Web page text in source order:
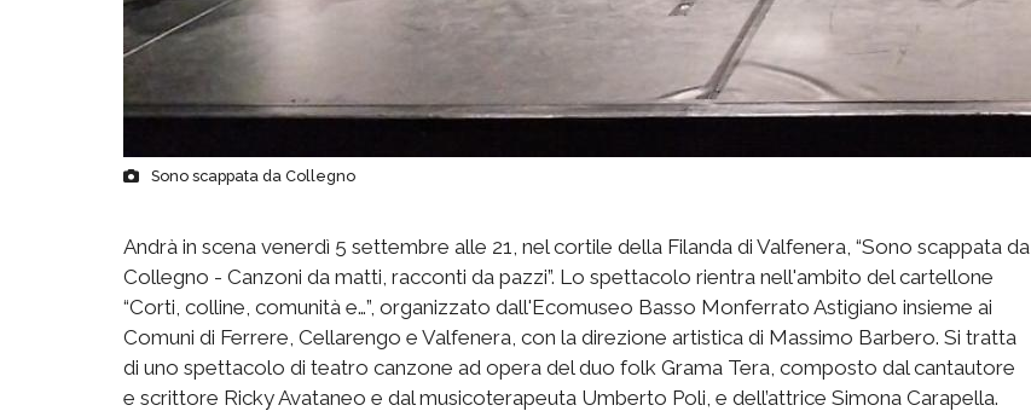
Sono scappata da Collegno
Andrà in scena venerdì 5 settembre alle 21, nel cortile della Filanda di Valfenera, “Sono scappata da
Collegno - Canzoni da matti, racconti da pazzi”. Lo spettacolo rientra nell'ambito del cartellone
“Corti, colline, comunità e…”, organizzato dall'Ecomuseo Basso Monferrato Astigiano insieme ai
Comuni di Ferrere, Cellarengo e Valfenera, con la direzione artistica di Massimo Barbero. Si tratta
di uno spettacolo di teatro canzone ad opera del duo folk Grama Tera, composto dal cantautore
e scrittore Ricky Avataneo e dal musicoterapeuta Umberto Poli, e dell’attrice Simona Carapella.